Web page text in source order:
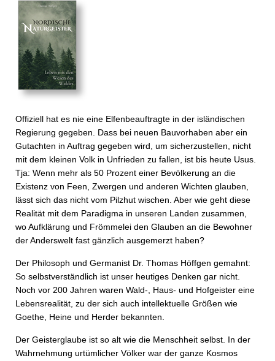
Offiziell hat es nie eine Elfenbeauftragte in der isländischen
Regierung gegeben. Dass bei neuen Bauvorhaben aber ein
Gutachten in Auftrag gegeben wird, um sicherzustellen, nicht
mit dem kleinen Volk in Unfrieden zu fallen, ist bis heute Usus.
Tja: Wenn mehr als 50 Prozent einer Bevölkerung an die
Existenz von Feen, Zwergen und anderen Wichten glauben,
lässt sich das nicht vom Pilzhut wischen. Aber wie geht diese
Realität mit dem Paradigma in unseren Landen zusammen,
wo Aufklärung und Frömmelei den Glauben an die Bewohner
der Anderswelt fast gänzlich ausgemerzt haben?
Der Philosoph und Germanist Dr. Thomas Höffgen gemahnt:
So selbstverständlich ist unser heutiges Denken gar nicht.
Noch vor 200 Jahren waren Wald-, Haus- und Hofgeister eine
Lebensrealität, zu der sich auch intellektuelle Größen wie
Goethe, Heine und Herder bekannten.
Der Geisterglaube ist so alt wie die Menschheit selbst. In der
Wahrnehmung urtümlicher Völker war der ganze Kosmos